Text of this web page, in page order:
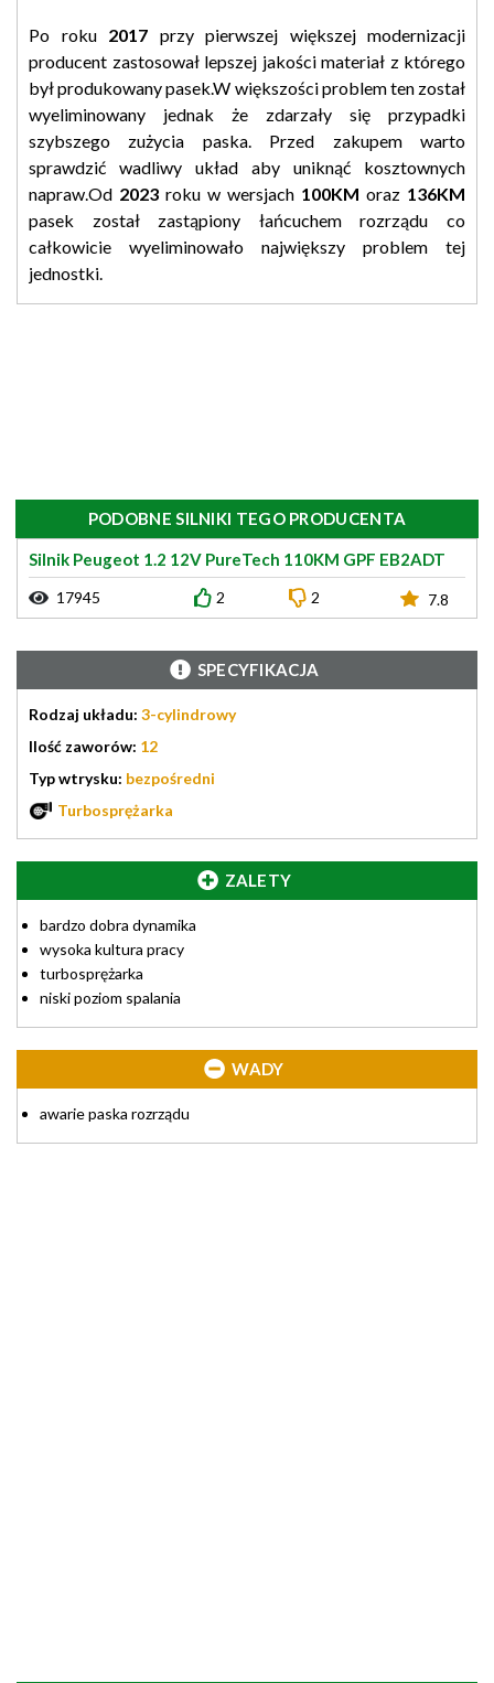
Po roku2017 przy pierwszej większej modernizacji
producent zastosował lepszej jakości materiał z którego
był produkowany pasek.W większości problem ten został
wyeliminowany jednak że zdarzały się przypadki
szybszego zużycia paska. Przed zakupem warto
sprawdzić wadliwy układ aby uniknąć kosztownych
napraw.Od 2023 roku w wersjach 100KM oraz 136KM
pasek został zastąpiony łańcuchem rozrządu co
całkowicie wyeliminowało największy problem tej
jednostki.
PODOBNE SILNIKI TEGO PRODUCENTA
Silnik Peugeot 1.2 12V PureTech 110KM GPF EB2ADT
17945 2 2 7.8
SPECYFIKACJA
Rodzaj układu: 3-cylindrowy
Ilość zaworów: 12
Typ wtrysku: bezpośredni
Turbosprężarka
ZALETY
bardzo dobra dynamika
wysoka kultura pracy
turbosprężarka
niski poziom spalania
WADY
awarie paska rozrządu